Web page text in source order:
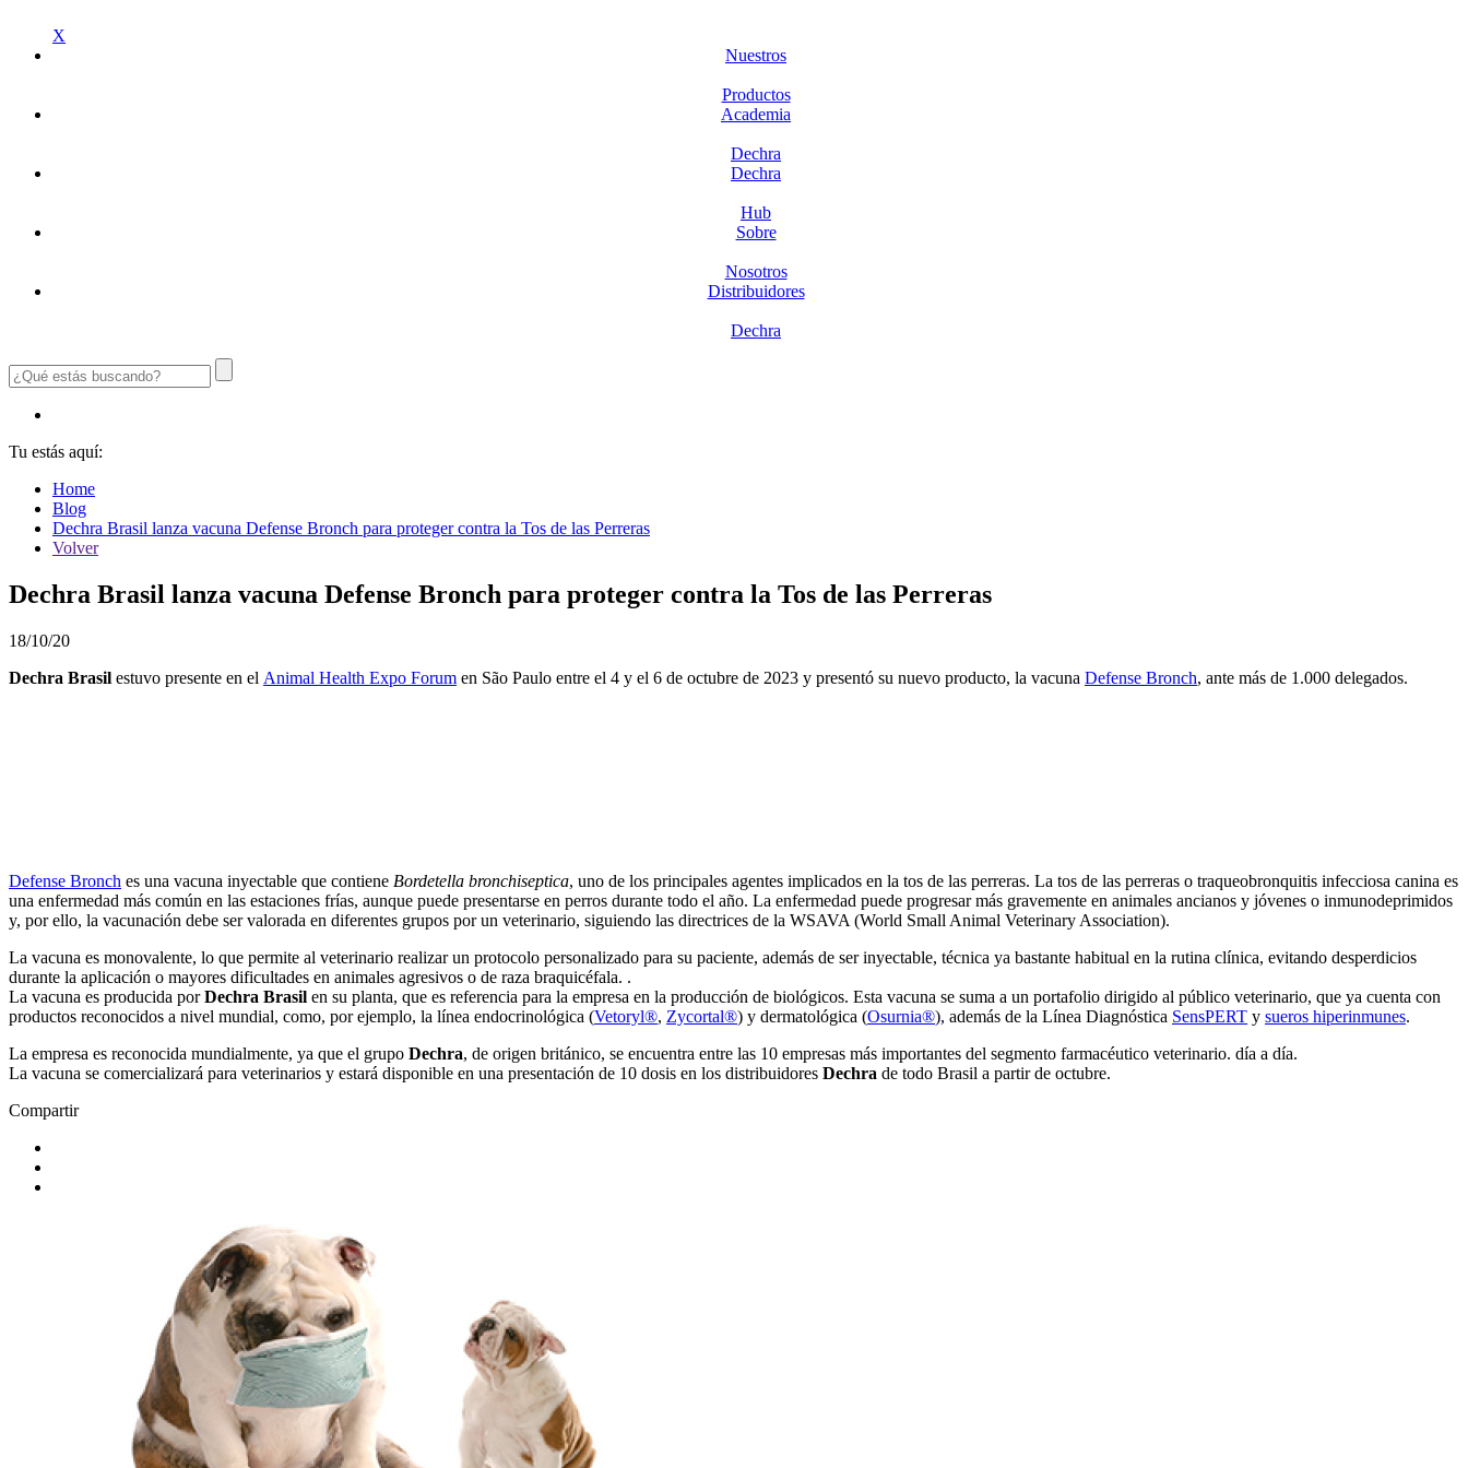
X
Nuestros
Productos
Academia
Dechra
Dechra
Hub
Sobre
Nosotros
Distribuidores
Dechra
Tu estás aquí:
Home
Blog
Dechra Brasil lanza vacuna Defense Bronch para proteger contra la Tos de las Perreras
Volver
Dechra Brasil lanza vacuna Defense Bronch para proteger contra la Tos de las Perreras
18/10/20
Dechra Brasil estuvo presente en el Animal Health Expo Forum en São Paulo entre el 4 y el 6 de octubre de 2023 y presentó su nuevo producto, la vacuna Defense Bronch, ante más de 1.000 delegados.
Defense Bronch es una vacuna inyectable que contiene Bordetella bronchiseptica, uno de los principales agentes implicados en la tos de las perreras. La tos de las perreras o traqueobronquitis infecciosa canina es
una enfermedad más común en las estaciones frías, aunque puede presentarse en perros durante todo el año. La enfermedad puede progresar más gravemente en animales ancianos y jóvenes o inmunodeprimidos
y, por ello, la vacunación debe ser valorada en diferentes grupos por un veterinario, siguiendo las directrices de la WSAVA (World Small Animal Veterinary Association).
La vacuna es monovalente, lo que permite al veterinario realizar un protocolo personalizado para su paciente, además de ser inyectable, técnica ya bastante habitual en la rutina clínica, evitando desperdicios
durante la aplicación o mayores dificultades en animales agresivos o de raza braquicéfala. .
La vacuna es producida porDechra Brasil en su planta, que es referencia para la empresa en la producción de biológicos. Esta vacuna se suma a un portafolio dirigido al público veterinario, que ya cuenta con
productos reconocidos a nivel mundial, como, por ejemplo, la línea endocrinológica (Vetoryl®, Zycortal®) y dermatológica (Osurnia®), además de la Línea Diagnóstica SensPERT y sueros hiperinmunes.
La empresa es reconocida mundialmente, ya que el grupo Dechra, de origen británico, se encuentra entre las 10 empresas más importantes del segmento farmacéutico veterinario. día a día.
La vacuna se comercializará para veterinarios y estará disponible en una presentación de 10 dosis en los distribuidores Dechra de todo Brasil a partir de octubre.
Compartir